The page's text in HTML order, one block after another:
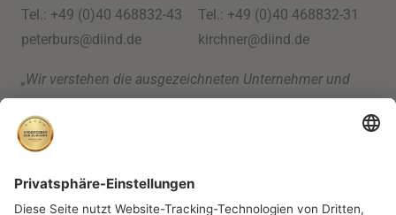
Tel.: +49 (0)40 468832-43
peterburs@diind.de
Tel.: +49 (0)40 468832-31
kirchner@diind.de
„Wir verstehen die ausgezeichneten Unternehmer und
vielen unterschiedlichen Ebenen begleiten und
unterstützen wollen. Wie dürfen wir Ihnen helfen?
Schreiben Sie uns gern.“